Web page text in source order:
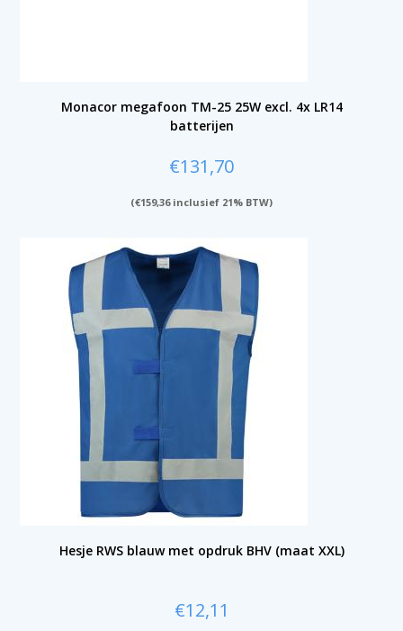
Monacor megafoon TM-25 25W excl. 4x LR14
batterijen
€131,70
(€159,36inclusief 21% BTW)
Hesje RWS blauw met opdruk BHV (maat XXL)
€12,11